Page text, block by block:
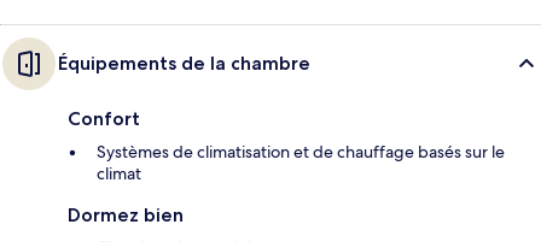
Équipements de la chambre
Confort
Systèmes de climatisation et de chauffage basés sur le
climat
Dormez bien